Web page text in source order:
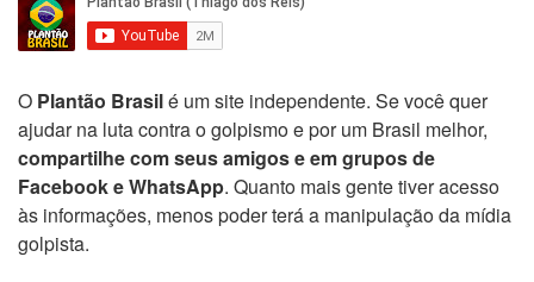
O Plantão Brasilé um site independente. Se você quer
ajudar na luta contra o golpismo e por um Brasil melhor,
compartilhe com seus amigos e em grupos de
Facebook e WhatsApp. Quanto mais gente tiver acesso
às informações, menos poder terá a manipulação da mídia
golpista.